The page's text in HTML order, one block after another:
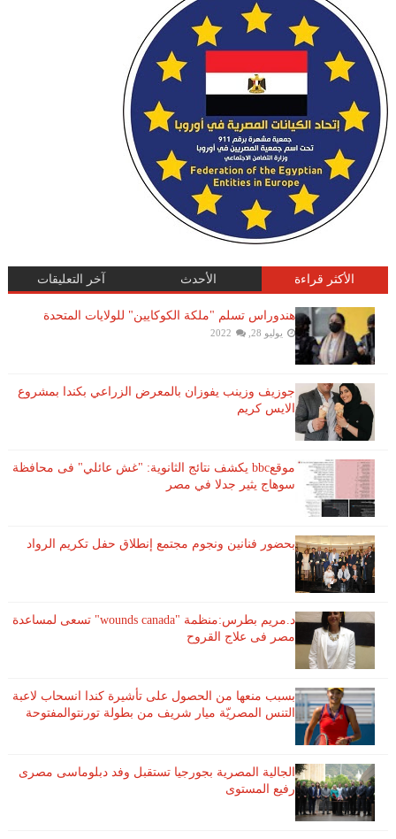
الأكثر قراءة الأحدث آخر التعليقات
هندوراس تسلم "ملكة الكوكايين" للولايات المتحدة
يوليو 28, 2022
جوزيف وزينب يفوزان بالمعرض الزراعي بكندا بمشروع
الايس كريم
موقعbbc يكشف نتائج الثانوية: "غش عائلي" فى محافظة
سوهاج يثير جدلا في مصر
بحضور فنانين ونجوم مجتمع إنطلاق حفل تكريم الرواد
د.مريم بطرس:منظمة "wounds canada" تسعى لمساعدة
مصر فى علاج القروح
بسبب منعها من الحصول على تأشيرة كندا انسحاب لاعبة ​
التنس​ المصريّة ​ميار شريف​ من بطولة ​تورنتو​المفتوحة
الجالية المصرية بجورجيا تستقبل وفد دبلوماسى مصرى
رفيع المستوى